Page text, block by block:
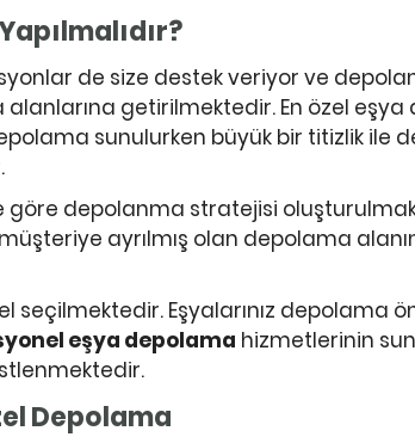
de size destek veriyor ve
getirilmektedir. En özel
sunulurken büyük bir titizlik ile
göre depolanma stratejisi
ayrılmış olan depolama
seçilmektedir. Eşyalarınız depolama
eşya depolama hizmetlerinin
Depolama